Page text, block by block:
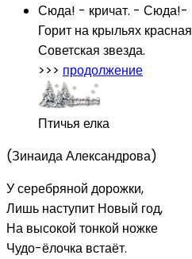
Сюда! - кричат. - Сюда!-
Горит на крыльях красная
Советская звезда.
>>> продолжение
Птичья елка
(Зинаида Александрова)
У серебряной дорожки,
Лишь наступит Новый год,
На высокой тонкой ножке
Чудо-ёлочка встаёт.